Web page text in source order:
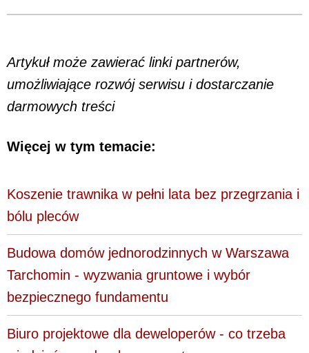
Artykuł może zawierać linki partnerów,
umożliwiające rozwój serwisu i dostarczanie
darmowych treści
Więcej w tym temacie:
Koszenie trawnika w pełni lata bez przegrzania i
bólu pleców
Budowa domów jednorodzinnych w Warszawa
Tarchomin - wyzwania gruntowe i wybór
bezpiecznego fundamentu
Biuro projektowe dla deweloperów - co trzeba